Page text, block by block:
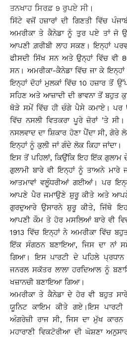
ਤਨਖਾਹ ਸਿਰਫ਼ 9 ਰੁਪਏ ਸੀ।
ਸਿੱਟੇ ਵਜੋਂ ਹਜ਼ਾਰਾਂ ਦੀ ਗਿਣਤੀ ਵਿੱਚ
ਅਮਰੀਕਾ ਤੇ ਕੈਨੇਡਾ ਨੂੰ ਤੁਰ ਪਏ ਤਾਂ ਜੋ
ਆਪਣੀ ਗ਼ਰੀਬੀ ਲਾਹ ਸਕਣ। ਇਨ੍ਹਾਂ
ਫੀਸਦੀ ਸਿੱਖ ਸਨ ਅਤੇ ਉਨ੍ਹਾਂ ਵਿੱਚ ਵੀ
ਸਨ। ਅਮਰੀਕਾ-ਕੈਨੇਡਾ ਵਿੱਚ ਜਾ ਕੇ ਇਨ੍ਹਾਂ
ਇਨ੍ਹਾਂ ਦੋਹਾਂ ਮੁਲਕਾਂ ਵਿੱਚ 10 ਹਜ਼ਾਰ ਤੋਂ
ਸਹਿਣ ਅਤੇ ਆਜ਼ਾਦੀ ਦੀ ਭਾਵਨਾ ਤੋਂ ਬਹੁਤ
ਥੋੜੇ ਸਮੇਂ ਵਿੱਚ ਹੀ ਚੰਗੇ ਪੈਸੇ ਕਮਾਏ। ਪਰ
ਵਿੱਚ ਨਸਲੀ ਵਿਤਕਰਾ ਪੂਰੇ ਜ਼ੋਰਾਂ ’ਤੇ
ਨਸਲਵਾਦ ਦਾ ਸ਼ਿਕਾਰ ਹੋਣਾ ਪੈਂਦਾ ਸੀ,
ਇਨ੍ਹਾਂ ਨੂੰ ਕੁਲੀ ਜਾਂ ਗੰਦੇ ਲੋਕ ਕਿਹਾ ਜਾਂਦਾ।
ਇਸ ਤੋਂ ਪਹਿਲਾਂ, ਕਿਉਂਕਿ ਇਹ ਇੱਕ
ਗੁਲਾਮੀ ਬਾਰੇ ਵੀ ਇਨ੍ਹਾਂ ਨੂੰ ਤਾਅਨੇ ਮਾਰੇ
ਆਤਮਾਵਾਂ ਵਲੂੰਧਰੀਆਂ ਗਈਆਂ। ਪਰ
ਆਪਣੇ ਪੈਰ ਜਮਾਉਣੇ ਸ਼ੁਰੂ ਕੀਤੇ ਅਤੇ
ਗੁਰਦੁਆਰੇ ਉਸਾਰਨੇ ਸ਼ੁਰੂ ਕੀਤੇ, ਜਿੱਥੇ ਇਹ
ਆਪਣੀ ਕੌਮ ਤੇ ਹੋਰ ਮਸਲਿਆਂ ਬਾਰੇ ਵੀ
1913 ਵਿੱਚ ਇਨ੍ਹਾਂ ਨੇ ਅਮਰੀਕਾ ਵਿੱਚ
ਇੱਕ ਸੰਗਠਨ ਬਣਾਇਆ, ਜਿਸ ਦਾ ਨਾਂ
ਗਿਆ। ਇਸ ਪਾਰਟੀ ਦੇ ਪਹਿਲੇ
ਜਨਰਲ ਸਕੱਤਰ ਲਾਲਾ ਹਰਦਿਆਲ ਨੂੰ
ਖਜ਼ਾਨਚੀ ਬਣਾਇਆ ਗਿਆ।
ਅਮਰੀਕਾ ਤੇ ਕੈਨੇਡਾ ਦੇ ਹੋਰ ਵੀ ਬਹੁਤ
ਯੂਨਿਟ ਕਾਇਮ ਕੀਤੇ ਗਏ।ਇਸ ਪਾਰਟੀ
ਅੰਗਰੇਜ਼ੀ ਰਾਜ ਸੀ, ਜਿਸ ਦਾ ਮੁੱਖ
ਮਹਾਰਾਣੀ ਵਿਕਟੋਰੀਆ ਦੀ ਘੋਸ਼ਣਾ